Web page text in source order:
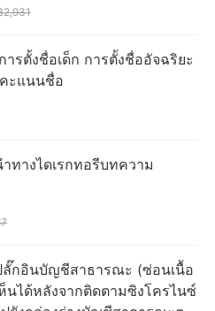
2,931
ารตั้งชื่อเด็ก การตั้งชื่ออัจฉริยะ
ะแนนชื่อ
ทางไดเรกทอรีบทความ
ลั๊กอินบัญชีสาธารณะ (ซ่อนเนื้อ
นได้หลังจากติดตามซิงโครไนซ์